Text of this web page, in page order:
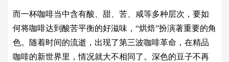
而一杯咖啡当中含有酸、甜、苦、咸等多种层次，要如
何将咖啡达到酸苦平衡的好滋味，“烘焙”扮演著重要的角
色。随着时间的流逝，出现了第三波咖啡革命，在精品
咖啡的新世界里，情况就大不相同了。深色的豆子不再